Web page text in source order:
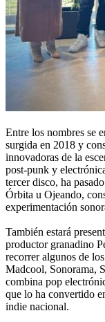
Entre los nombres se
surgida en 2018 y
innovadoras de la
post-punk y
tercer disco, ha
Órbita u Ojeando,
experimentación
También estará
productor granadino
recorrer algunos de
Madcool, Sonorama,
combina pop
que lo ha convertido
indie nacional.